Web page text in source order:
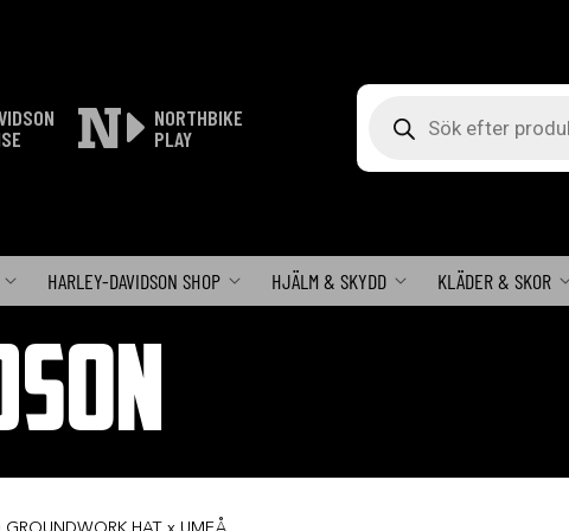
NORTHBIKE
PLAY
HARLEY-DAVIDSON SHOP HJÄLM & SKYDD KLÄDER & SKOR